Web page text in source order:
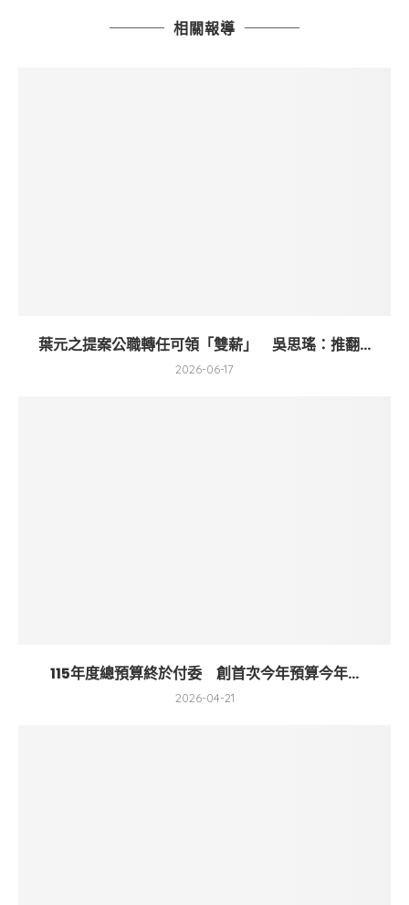
相關報導
葉元之提案公職轉任可領「雙薪」 吳思瑤：推翻...
2026-06-17
115年度總預算終於付委 創首次今年預算今年...
2026-04-21